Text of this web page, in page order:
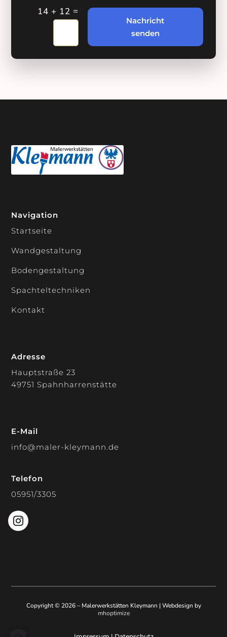
14 + 12 =
Nachricht
senden
Navigation
Startseite
Wandgestaltung
Bodengestaltung
Spachteltechniken
Kontakt
Adresse
Hauptstraße 23
49751 Spahnharrenstätte
E-Mail
info@maler-kleymann.de
Telefon
05951/3305
Copyright © 2026 – Malerwerkstätten Kleymann | Webdesign by
mhoptimize